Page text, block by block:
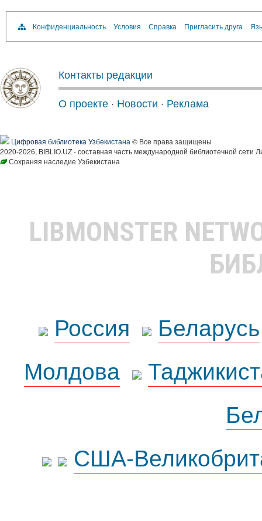
Конфиденциальность Условия Справка Пригласить друга
Контакты редакции
О проекте · Новости · Реклама
Цифровая библиотека Узбекистана © Все права защищены
2020-2026, BIBLIO.UZ - составная часть международной библиотечной сети
Сохраняя наследие Узбекистана
LIBMONSTER
Россия
Беларусь
Молдова
США-